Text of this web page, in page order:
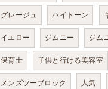
グレージュ ハイトーン
イエロー ジムニー ジム
保育士 子供と行ける美容室
メンズツーブロック 人気